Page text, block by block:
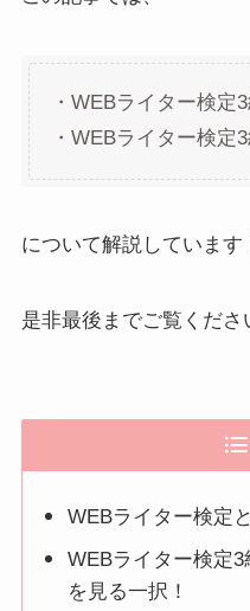
・WEBライター検定
・WEBライター検定
について解説しています
是非最後までご覧くださ
WEBライター検定
WEBライター検定
を見る一択！